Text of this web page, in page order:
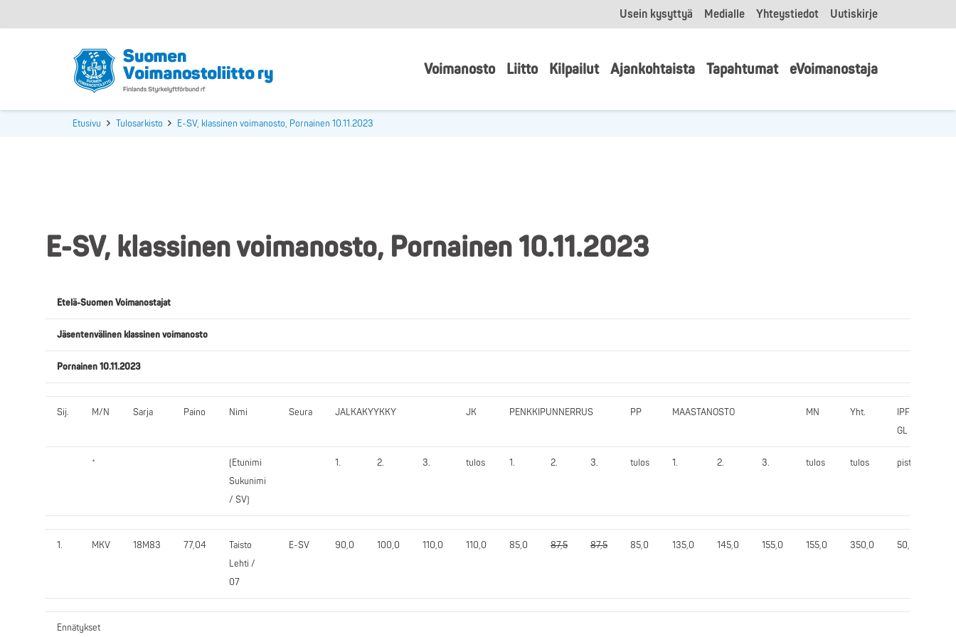
Usein kysyttyä Medialle Yhteystiedot Uutiskirje
Voimanosto Liitto Kilpailut Ajankohtaista Tapahtumat eVoimanostaja
Etusivu Tulosarkisto E-SV, klassinen voimanosto, Pornainen 10.11.2023
E-SV, klassinen voimanosto, Pornainen 10.11.2023
Etelä-Suomen Voimanostajat
Jäsentenvälinen klassinen voimanosto
Pornainen 10.11.2023
Sij. M/N Sarja Paino Nimi Seura JALKAKYYKKY JK PENKKIPUNNERRUS PP MAASTANOSTO MN Yht.
IPF
GL
*
(Etunimi
Sukunimi
/ SV)
1. 2. 3. tulos 1. 2. 3. tulos 1. 2. 3. tulos tulos pist.
1. MKV 18M83 77,04
Taisto
Lehti /
07
E-SV 90,0 100,0 110,0 110,0 85,0 87,5 87,5 85,0 135,0 145,0 155,0 155,0 350,0 50,33
Ennätykset